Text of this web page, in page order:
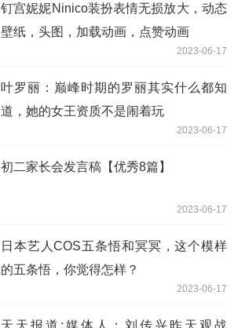
钉宫妮妮Ninico装扮表情无损放大，动态
壁纸，头图，加载动画，点赞动画
2023-06-17
叶罗丽：巅峰时期的罗丽其实什么都知
道，她的女王资质不是闹着玩
2023-06-17
初二家长会发言稿【优秀8篇】
2023-06-17
日本艺人COS五条悟和冥冥，这个模样
的五条悟，你觉得怎样？
2023-06-17
天天报道:媒体人：刘传兴昨天观战